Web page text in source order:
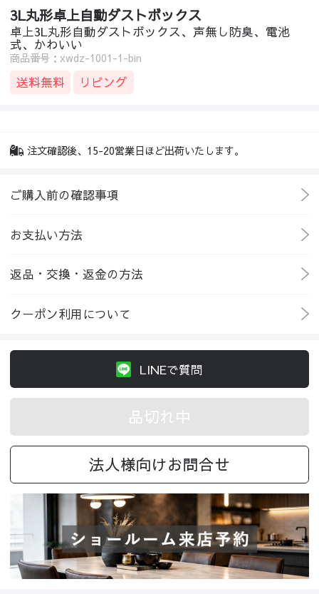
3L丸形卓上自動ダストボックス
卓上3L丸形自動ダストボックス、声無し防臭、電池
式、かわいい
商品番号：xwdz-1001-1-bin
送料無料 リビング
注文確認後、15-20営業日ほど出荷いたします。
ご購入前の確認事項
お支払い方法
返品・交換・返金の方法
クーポン利用について
LINEで質問
品切れ中
法人様向けお問合せ